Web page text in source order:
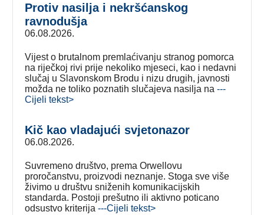
Protiv nasilja i nekršćanskog
ravnodušja
06.08.2026.
Vijest o brutalnom premlaćivanju stranog pomorca
na riječkoj rivi prije nekoliko mjeseci, kao i nedavni
slučaj u Slavonskom Brodu i nizu drugih, javnosti
možda ne toliko poznatih slučajeva nasilja na---
Cijeli tekst>
Kič kao vladajući svjetonazor
06.08.2026.
Suvremeno društvo, prema Orwellovu
proročanstvu, proizvodi neznanje. Stoga sve više
živimo u društvu sniženih komunikacijskih
standarda. Postoji prešutno ili aktivno poticano
odsustvo kriterija---Cijeli tekst>